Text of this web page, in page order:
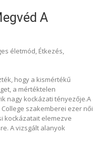
A
életmód, Étkezés,
hogy a kismértékű
a mértéktelen
nagy kockázati tényezője.A
szakemberei ezer női
kockázatait elemezve
A vizsgált alanyok